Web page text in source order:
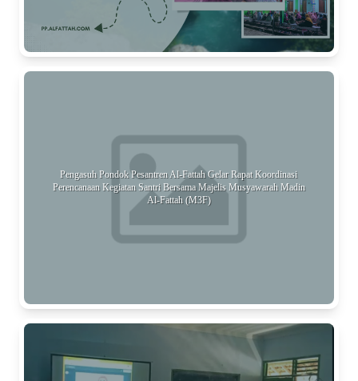
Pengasuh Pondok Pesantren Al-Fattah Gelar Rapat Koordinasi
Perencanaan Kegiatan Santri Bersama Majelis Musyawarah Madin
Al-Fattah (M3F)